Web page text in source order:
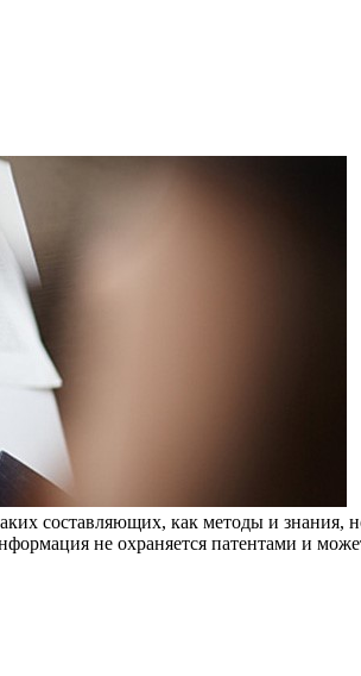
составляющих, как методы и знания,
не охраняется патентами и